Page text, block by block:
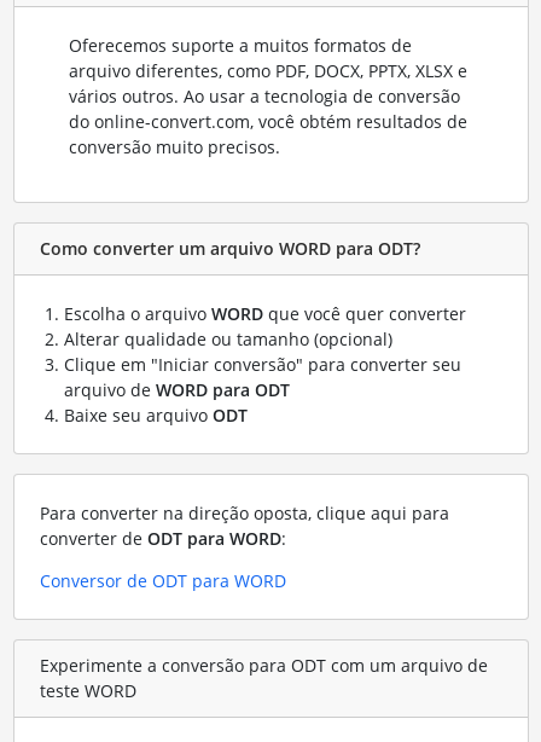
Oferecemos suporte a muitos formatos de
arquivo diferentes, como PDF, DOCX, PPTX, XLSX e
vários outros. Ao usar a tecnologia de conversão
do online-convert.com, você obtém resultados de
conversão muito precisos.
Como converter um arquivo WORD para ODT?
Escolha o arquivo WORDque você quer converter
Alterar qualidade ou tamanho (opcional)
Clique em "Iniciar conversão" para converter seu
arquivo de WORD para ODT
Baixe seu arquivo ODT
Para converter na direção oposta, clique aqui para
converter de ODT para WORD:
Conversor de ODT para WORD
Experimente a conversão para ODT com um arquivo de
teste WORD